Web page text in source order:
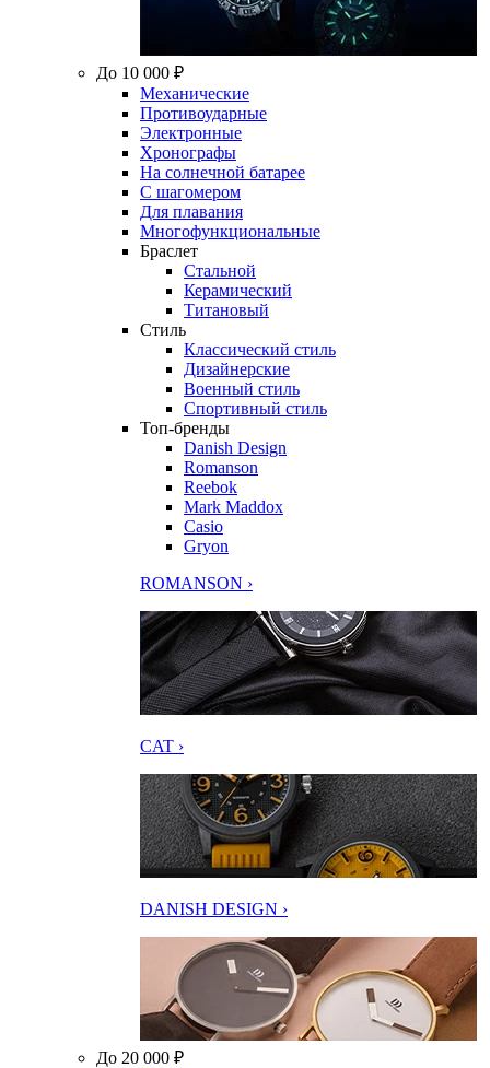
До 10 000 ₽
Механические
Противоударные
Электронные
Хронографы
На солнечной батарее
С шагомером
Для плавания
Многофункциональные
Браслет
Стальной
Керамический
Титановый
Стиль
Классический стиль
Дизайнерские
Военный стиль
Спортивный стиль
Топ-бренды
Danish Design
Romanson
Reebok
Mark Maddox
Casio
Gryon
ROMANSON ›
CAT ›
DANISH DESIGN ›
До 20 000 ₽